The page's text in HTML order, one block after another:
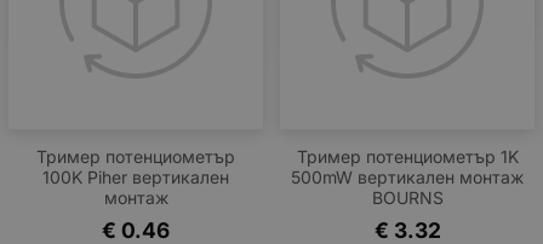
Тример потенциометър
100K Piher вертикален
монтаж
0.46
€
Тример потенциометър 1K
500mW вертикален монтаж
BOURNS
3.32
€